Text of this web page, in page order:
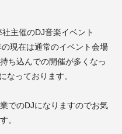
主催のDJ音楽イベント
現在は通常のイベント会場
ち込んでの開催が多くなっ
なっております。
でのDJになりますのでお気
。